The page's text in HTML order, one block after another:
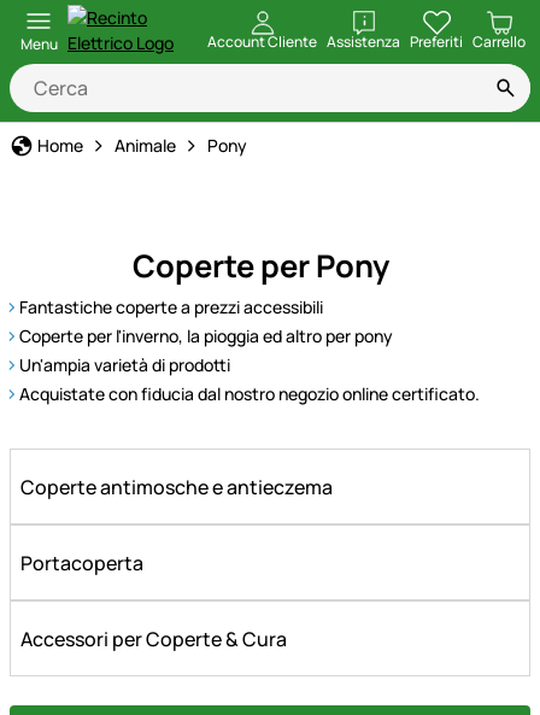
Menu Account Cliente Assistenza
apri Preferiti Carrello
Home Animale Pony
Coperte per Pony
Fantastiche coperte a prezzi accessibili
Coperte per l'inverno, la pioggia ed altro per pony
Un'ampia varietà di prodotti
Acquistate con fiducia dal nostro negozio online certificato.
Coperte antimosche e antieczema
Portacoperta
Accessori per Coperte & Cura